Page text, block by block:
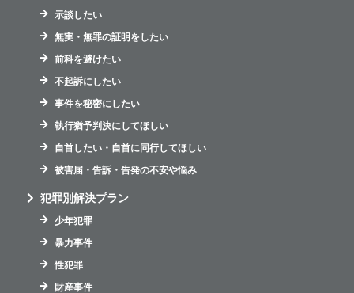
示談したい
無実・無罪の証明をしたい
前科を避けたい
不起訴にしたい
事件を秘密にしたい
執行猶予判決にしてほしい
自首したい・自首に同行してほしい
被害届・告訴・告発の不安や悩み
犯罪別解決プラン
少年犯罪
暴力事件
性犯罪
財産事件